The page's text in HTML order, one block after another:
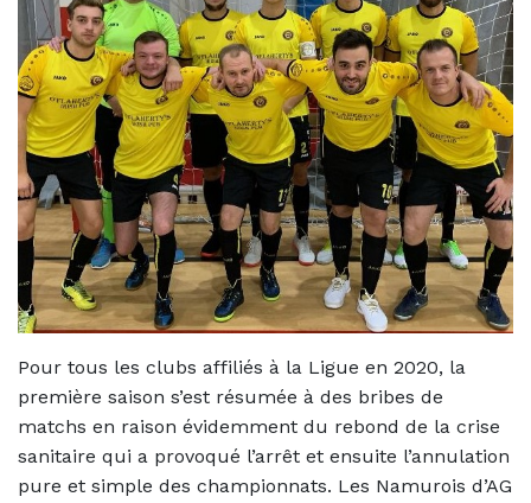
Pour tous les clubs affiliés à la Ligue en 2020, la
première saison s’est résumée à des bribes de
matchs en raison évidemment du rebond de la crise
sanitaire qui a provoqué l’arrêt et ensuite l’annulation
pure et simple des championnats. Les Namurois d’AG